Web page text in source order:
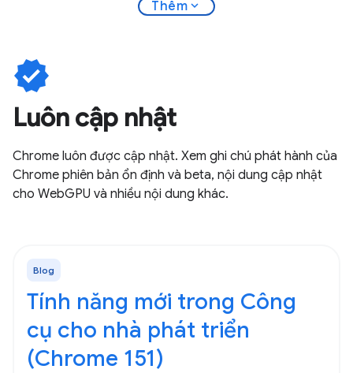
Thêm expand_more
verified
Luôn cập nhật
Chrome luôn được cập nhật. Xem ghi chú phát hành của
Chrome phiên bản ổn định và beta, nội dung cập nhật
cho WebGPU và nhiều nội dung khác.
Blog
Tính năng mới trong Công
cụ cho nhà phát triển
(Chrome 151)